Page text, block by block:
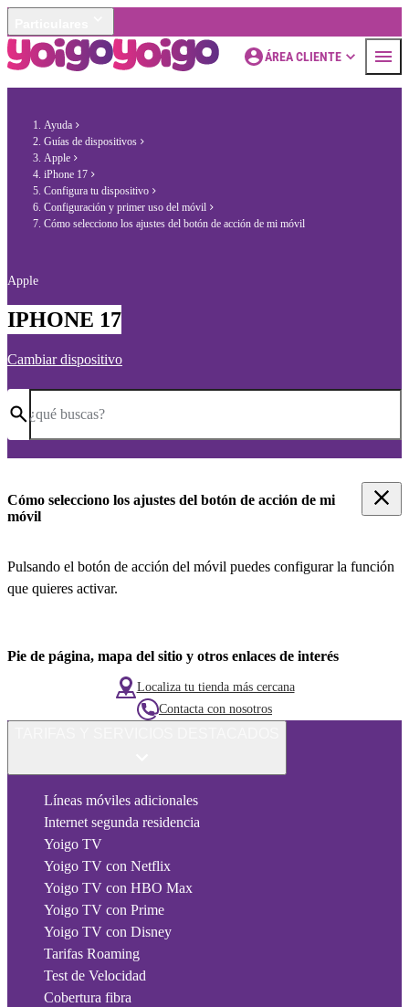
ÁREA CLIENTE
Ayuda
Guías de dispositivos
Apple
iPhone 17
Configura tu dispositivo
Configuración y primer uso del móvil
Cómo selecciono los ajustes del botón de acción de mi móvil
Apple
IPHONE 17
Cambiar dispositivo
¿qué buscas?
Cómo selecciono los ajustes del botón de acción de mi
móvil
Pulsando el botón de acción del móvil puedes configurar la función
que quieres activar.
Pie de página, mapa del sitio y otros enlaces de interés
Localiza tu tienda más cercana
Contacta con nosotros
Líneas móviles adicionales
Internet segunda residencia
Yoigo TV
Yoigo TV con Netflix
Yoigo TV con HBO Max
Yoigo TV con Prime
Yoigo TV con Disney
Tarifas Roaming
Test de Velocidad
Cobertura fibra